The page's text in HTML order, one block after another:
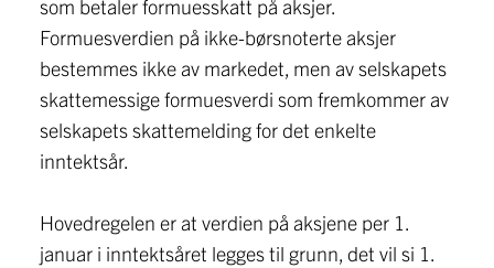
som betaler formuesskatt på aksjer.
Formuesverdien på ikke-børsnoterte aksjer
bestemmes ikke av markedet, men av selskapets
skattemessige formuesverdi som fremkommer av
selskapets skattemelding for det enkelte
inntektsår.
Hovedregelen er at verdien på aksjene per 1.
januar i inntektsåret legges til grunn, det vil si 1.